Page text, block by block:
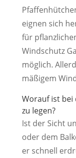
eignen sich
für
Windschutz
möglich.
mäßigem
Worauf ist bei
zu legen?
Ist der Sicht
oder dem
er schnell